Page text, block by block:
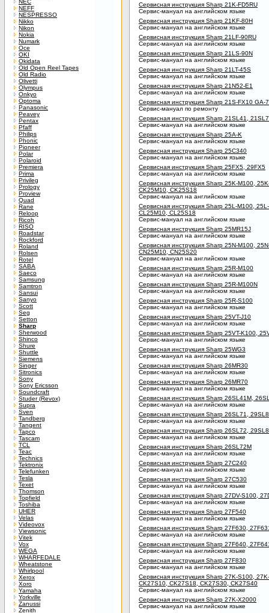
NEC
NEFF
NESPRESSO
Nikko
Nikon
Nokia
Numark
Oce
OKI
Okidata
Old Open Reel Tapes
Old Radio
Olivetti
Olympus
Onkyo
Optoma
Panasonic
Peavey
Pentax
Pfaff
Philips
Phonic
Pioneer
Polar
Polaroid
Premiera
Prima
Privileg
Prology
Proview
Quad
Rane
Reloop
Ricoh
RISO
Roadstar
Rockford
Roland
Rolsen
Rotel
SABA
Saeco
Samsung
Samtron
Sansui
Sanyo
Scott
Seg
Setton
Sharp
Sherwood
Shinco
Shure
Shuttle
Siemens
Singer
Sitronics
Sony
Sony Ericsson
Soundcraft
Studer (Revox)
Supra
Sven
Tandberg
Tangent
Tapco
Tascam
TCL
Teac
Technics
Tektronix
Telefunken
Tesla
Texet
Thomson
Topfield
Toshiba
UHER
Velas
Videovox
Viewsonic
Vitek
Vox
WEGA
WHARFEDALE
Wheatstone
Whirlpool
Xerox
Xoro
Yamaha
Yorkville
Zanussi
Zenith
Сервисная инструкция Sharp 21K-FD5RU
Сервис-мануал на английском языке
Сервисная инструкция Sharp 21KF-80H
Сервис-мануал на английском языке
Сервисная инструкция Sharp 21LF-90RU
Сервис-мануал на английском языке
Сервисная инструкция Sharp 21LS-90N
Сервис-мануал на английском языке
Сервисная инструкция Sharp 21LT-45S
Сервис-мануал на английском языке
Сервисная инструкция Sharp 21N52-E1
Сервис-мануал на английском языке
Сервисная инструкция Sharp 21S-FX10 GA-
Сервис-мануал по ремонту
Сервисная инструкция Sharp 21SL41,
Сервис-мануал на английском языке
Сервисная инструкция Sharp 25A-K
Сервис-мануал на английском языке
Сервисная инструкция Sharp 25C340
Сервис-мануал на английском языке
Сервисная инструкция Sharp 25FX5, 29FX5
Сервис-мануал на английском языке
Сервисная инструкция Sharp 25K-M100,
CK25M10, CK25S18
Сервис-мануал на английском языке
Сервисная инструкция Sharp 25L-M100,
CL25M10, CL25S18
Сервис-мануал на английском языке
Сервисная инструкция Sharp 25MR15J
Сервис-мануал на английском языке
Сервисная инструкция Sharp 25N-M100,
CN25M10, CN25S20
Сервис-мануал на английском языке
Сервисная инструкция Sharp 25R-M100
Сервис-мануал на английском языке
Сервисная инструкция Sharp 25R-M100N
Сервис-мануал на английском языке
Сервисная инструкция Sharp 25R-S100
Сервис-мануал на английском языке
Сервисная инструкция Sharp 25VT-J10
Сервис-мануал на английском языке
Сервисная инструкция Sharp 25VT-K100,
Сервис-мануал на английском языке
Сервисная инструкция Sharp 25WG3
Сервис-мануал на английском языке
Сервисная инструкция Sharp 26MR30
Сервис-мануал на английском языке
Сервисная инструкция Sharp 26MR70
Сервис-мануал на английском языке
Сервисная инструкция Sharp 26SL41M,
Сервис-мануал на английском языке
Сервисная инструкция Sharp 26SL71,
Сервис-мануал на английском языке
Сервисная инструкция Sharp 26SL72,
Сервис-мануал на английском языке
Сервисная инструкция Sharp 26SL72M
Сервис-мануал на английском языке
Сервисная инструкция Sharp 27C240
Сервис-мануал на английском языке
Сервисная инструкция Sharp 27C530
Сервис-мануал на английском языке
Сервисная инструкция Sharp 27DV-S100,
Сервис-мануал на английском языке
Сервисная инструкция Sharp 27F540
Сервис-мануал на английском языке
Сервисная инструкция Sharp 27F630,
Сервис-мануал на английском языке
Сервисная инструкция Sharp 27F640,
Сервис-мануал на английском языке
Сервисная инструкция Sharp 27F830
Сервис-мануал на английском языке
Сервисная инструкция Sharp 27K-S100,
CK27S10, CK27S18, CK27S30, CK27S40
Сервис-мануал на английском языке
Сервисная инструкция Sharp 27K-X2000
Сервис-мануал на английском языке